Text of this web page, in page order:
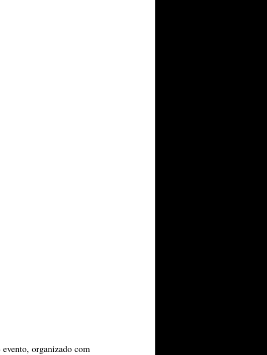
organizado com